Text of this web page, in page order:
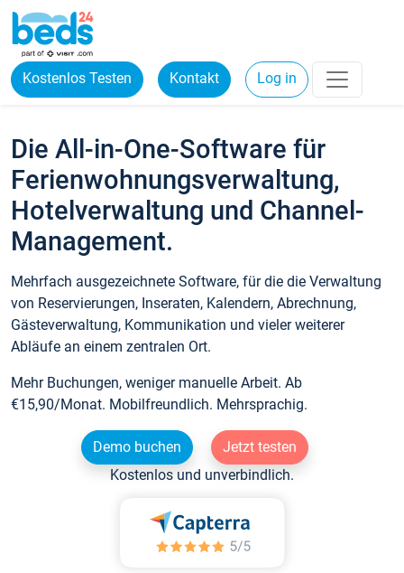
Kostenlos Testen Kontakt Log in
Die All-in-One-Software für
Ferienwohnungsverwaltung,
Hotelverwaltung und Channel-
Management.
Mehrfach ausgezeichnete Software, für die die Verwaltung
von Reservierungen, Inseraten, Kalendern, Abrechnung,
Gästeverwaltung, Kommunikation und vieler weiterer
Abläufe an einem zentralen Ort.
Mehr Buchungen, weniger manuelle Arbeit. Ab
€15,90/Monat. Mobilfreundlich. Mehrsprachig.
Demo buchen
Jetzt testen
Kostenlos und unverbindlich.